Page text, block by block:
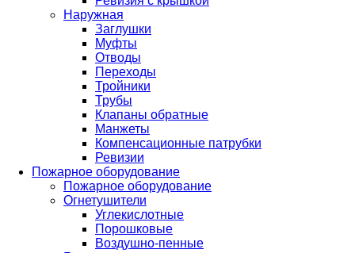
Наружная
Заглушки
Муфты
Отводы
Переходы
Тройники
Трубы
Клапаны обратные
Манжеты
Компенсационные патрубки
Ревизии
Пожарное оборудование
Пожарное оборудование
Огнетушители
Углекислотные
Порошковые
Воздушно-пенные